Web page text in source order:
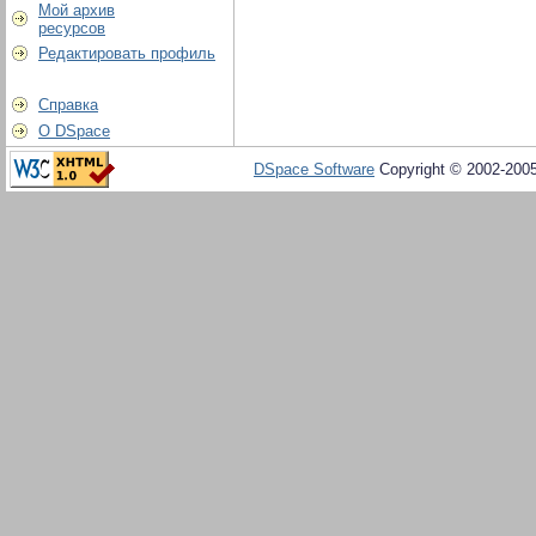
Мой архив
ресурсов
Редактировать профиль
Справка
О DSpace
DSpace Software Copyright © 2002-